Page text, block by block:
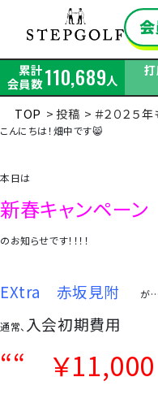
累計
会員数110,689人
TOP
投稿 ＃２０２５
こんにちは！畑中です😸
本日は
新春キャンペーン
のお知らせです！！！！
EXtra 赤坂見附 が…
通常、 入会初期費用
““ ￥